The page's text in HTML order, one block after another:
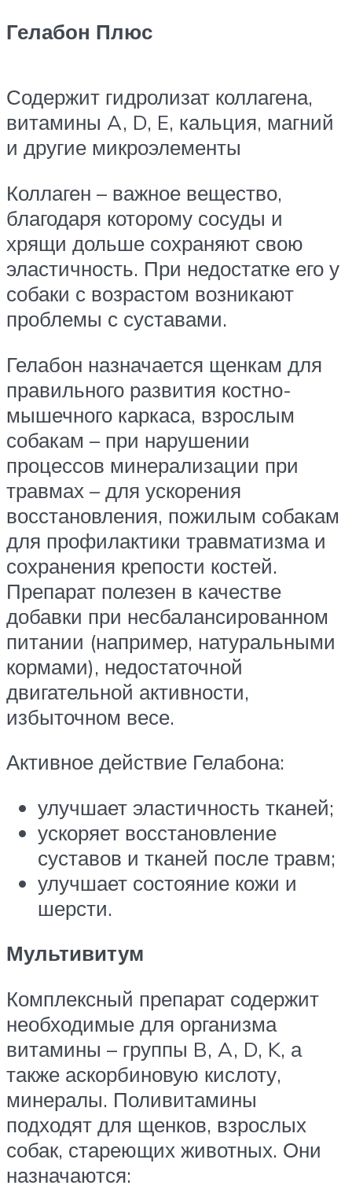
Гелабон Плюс
Содержит гидролизат коллагена,
витамины A, D, E, кальция, магний
и другие микроэлементы
Коллаген – важное вещество,
благодаря которому сосуды и
хрящи дольше сохраняют свою
эластичность. При недостатке его у
собаки с возрастом возникают
проблемы с суставами.
Гелабон назначается щенкам для
правильного развития костно-
мышечного каркаса, взрослым
собакам – при нарушении
процессов минерализации при
травмах – для ускорения
восстановления, пожилым собакам
для профилактики травматизма и
сохранения крепости костей.
Препарат полезен в качестве
добавки при несбалансированном
питании (например, натуральными
кормами), недостаточной
двигательной активности,
избыточном весе.
Активное действие Гелабона:
улучшает эластичность тканей;
ускоряет восстановление
суставов и тканей после травм;
улучшает состояние кожи и
шерсти.
Мультивитум
Комплексный препарат содержит
необходимые для организма
витамины – группы B, A, D, K, а
также аскорбиновую кислоту,
минералы. Поливитамины
подходят для щенков, взрослых
собак, стареющих животных. Они
назначаются: